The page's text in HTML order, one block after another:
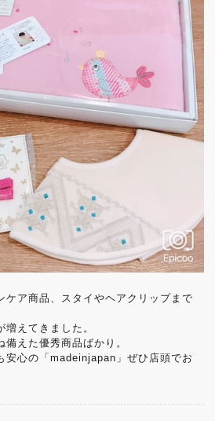
ケア商品、スタイやヘアクリップまで
えてきました。
えた優秀商品ばかり。
安心の「madeinjapan」ぜひ店頭でお